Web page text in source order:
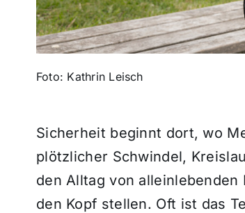
Foto: Kathrin Leisch
Sicherheit beginnt dort, wo
plötzlicher Schwindel,
den Alltag von
den Kopf stellen. Oft ist das